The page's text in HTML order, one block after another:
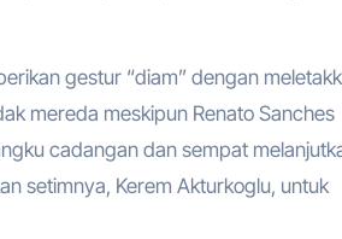
gestur “diam” dengan
mereda meskipun Renato Sanches
cadangan dan sempat
setimnya, Kerem Akturkoglu, untuk